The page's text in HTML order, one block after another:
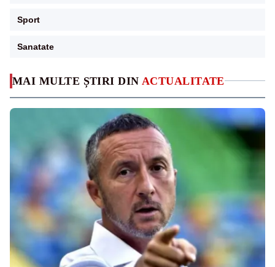
MAI MULTE ȘTIRI DIN ACTUALITATE
Sport
Sanatate